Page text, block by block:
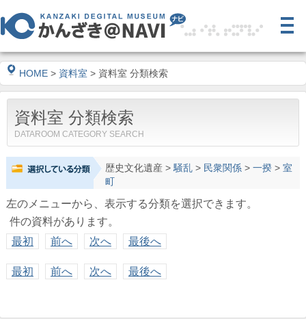
HOME > 資料室 > 資料室 分類検索
資料室 分類検索
DATAROOM CATEGORY SEARCH
歴史文化遺産>騒乱> 民衆関係> 一揆> 室
町
左のメニューから、表示する分類を選択できます。
件の資料があります。
最初
前へ 次へ 最後へ
最初 前へ 次へ 最後へ